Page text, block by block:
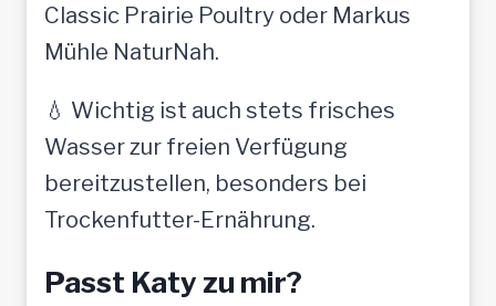
Classic Prairie Poultry oder Markus
Mühle NaturNah.
💧 Wichtig ist auch stets frisches
Wasser zur freien Verfügung
bereitzustellen, besonders bei
Trockenfutter-Ernährung.
Passt Katy zu mir?